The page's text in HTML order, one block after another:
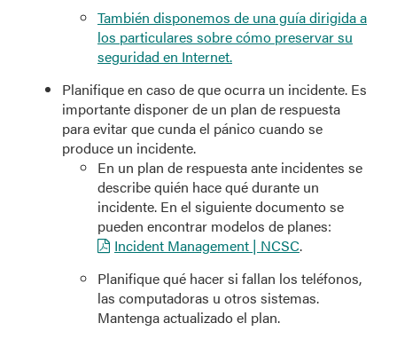
También disponemos de una guía dirigida a
los particulares sobre cómo preservar su
seguridad en Internet.
Planifique en caso de que ocurra un incidente. Es
importante disponer de un plan de respuesta
para evitar que cunda el pánico cuando se
produce un incidente.
En un plan de respuesta ante incidentes se
describe quién hace qué durante un
incidente. En el siguiente documento se
pueden encontrar modelos de planes:
Incident Management | NCSC.
Planifique qué hacer si fallan los teléfonos,
las computadoras u otros sistemas.
Mantenga actualizado el plan.